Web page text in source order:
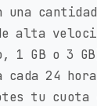
una
alta
1 GB o 3
cada 24
tu